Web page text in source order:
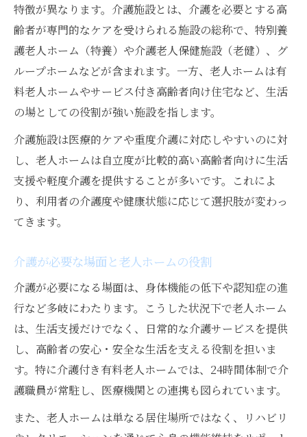
有料老人ホームの費用相場を比較検討
介護と老人ホームの費用目安と選び方
介護施設の費用相場と選択時の注意点
多様な介護施設の種類とそれぞれの特徴
介護施設種類一覧から見る選択肢の広がり
グループホームやケアハウスの介護特徴
介護施設種類覚え方と特徴の違いを解説
介護老人保健施設など多様な施設の役割
介護施設へ入る条件や注意したいポイント
介護付き有料老人ホームの入居条件とは
介護度や医療ケアの基準を事前に確認
入居時に注意したい介護施設選びのポイン
ト
介護施設の入居条件とよくある疑問
特徴が異なります。介護施設とは、介護を必要とする高
齢者が専門的なケアを受けられる施設の総称で、特別養
護老人ホーム（特養）や介護老人保健施設（老健）、グ
ループホームなどが含まれます。一方、老人ホームは有
料老人ホームやサービス付き高齢者向け住宅など、生活
の場としての役割が強い施設を指します。
介護施設は医療的ケアや重度介護に対応しやすいのに対
し、老人ホームは自立度が比較的高い高齢者向けに生活
支援や軽度介護を提供することが多いです。これによ
り、利用者の介護度や健康状態に応じて選択肢が変わっ
てきます。
介護が必要な場面と老人ホームの役割
介護が必要になる場面は、身体機能の低下や認知症の進
行など多岐にわたります。こうした状況下で老人ホーム
は、生活支援だけでなく、日常的な介護サービスを提供
し、高齢者の安心・安全な生活を支える役割を担いま
す。特に介護付き有料老人ホームでは、24時間体制で介
護職員が常駐し、医療機関との連携も図られています。
また、老人ホームは単なる居住場所ではなく、リハビリ